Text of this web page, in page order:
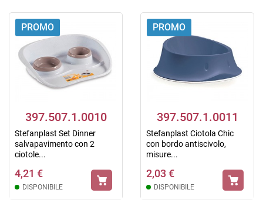
PROMO
397.507.1.0010
Stefanplast Set Dinner
salvapavimento con 2
ciotole...
4,21 €
DISPONIBILE
PROMO
397.507.1.0011
Stefanplast Ciotola Chic
con bordo antiscivolo,
misure...
2,03 €
DISPONIBILE